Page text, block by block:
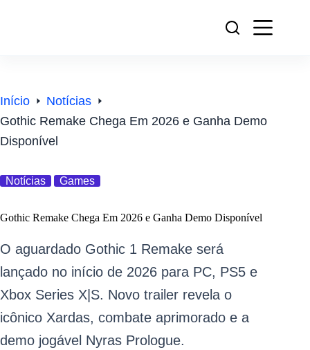
Início
Notícias
Gothic Remake Chega Em 2026 e Ganha Demo
Disponível
Notícias Games
Gothic Remake Chega Em 2026 e Ganha Demo Disponível
O aguardado Gothic 1 Remake será
lançado no início de 2026 para PC, PS5 e
Xbox Series X|S. Novo trailer revela o
icônico Xardas, combate aprimorado e a
demo jogável Nyras Prologue.